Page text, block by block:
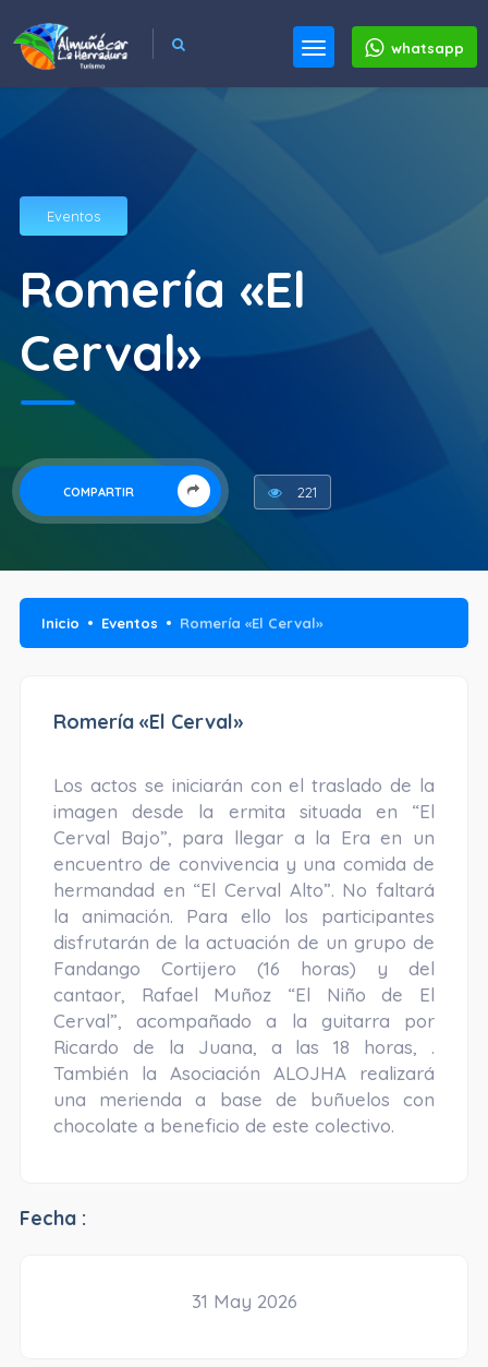
whatsapp
Eventos
Romería «El
Cerval»
COMPARTIR 221
Inicio Eventos Romería «El Cerval»
Romería «El Cerval»
Los actos se iniciarán con el traslado de la
imagen desde la ermita situada en “El
Cerval Bajo”, para llegar a la Era en un
encuentro de convivencia y una comida de
hermandad en “El Cerval Alto”. No faltará
la animación. Para ello los participantes
disfrutarán de la actuación de un grupo de
Fandango Cortijero (16 horas) y del
cantaor, Rafael Muñoz “El Niño de El
Cerval”, acompañado a la guitarra por
Ricardo de la Juana, a las 18 horas, .
También la Asociación ALOJHA realizará
una merienda a base de buñuelos con
chocolate a beneficio de este colectivo.
Fecha :
31 May 2026